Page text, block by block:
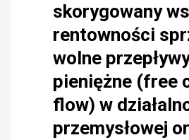
skorygowany
rentowności
wolne
pieniężne (free
flow) w
przemysłowej